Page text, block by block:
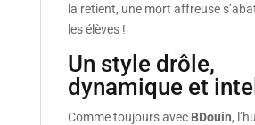
la retient, une mort affreuse
les élèves !
Un style drôle,
dynamique et
Comme toujours avec BDouin,